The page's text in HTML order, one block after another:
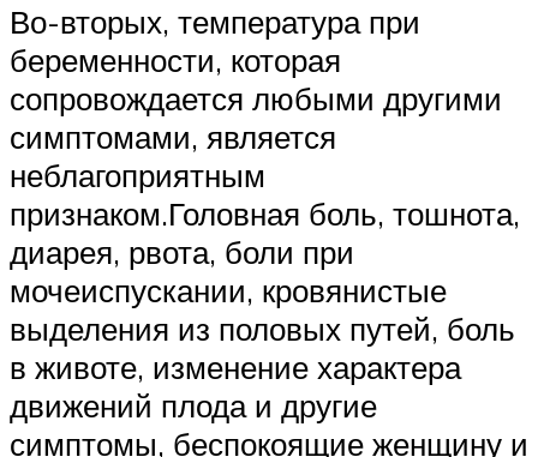
Во-вторых, температура при
беременности, которая
сопровождается любыми другими
симптомами, является
неблагоприятным
признаком.Головная боль, тошнота,
диарея, рвота, боли при
мочеиспускании, кровянистые
выделения из половых путей, боль
в животе, изменение характера
движений плода и другие
симптомы, беспокоящие женщину и